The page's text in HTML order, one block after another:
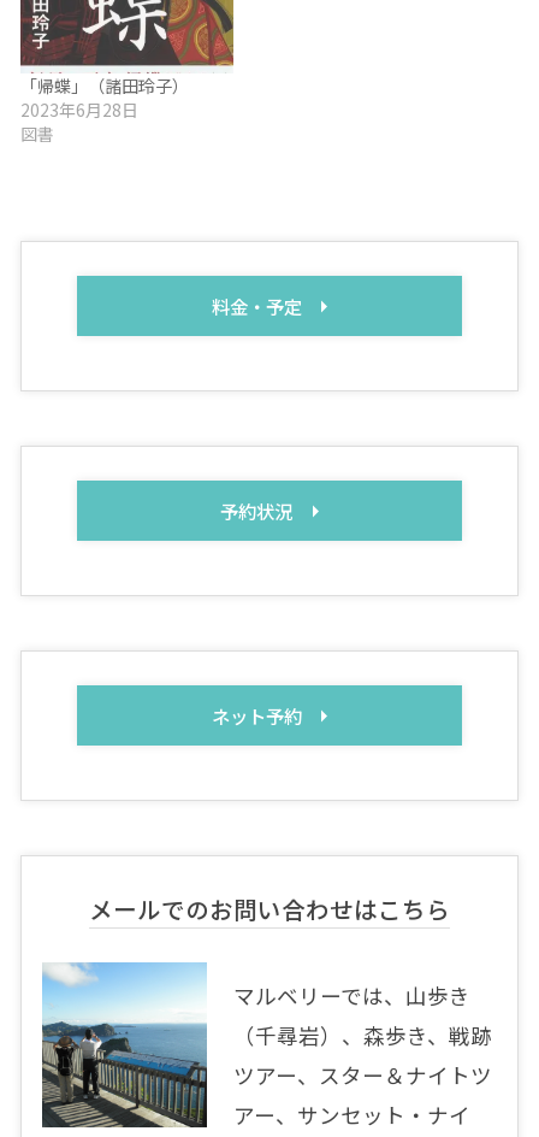
「帰蝶」（諸田玲子）
2023年6月28日
図書
料金・予定
予約状況
ネット予約
メールでのお問い合わせはこちら
マルベリーでは、山歩き
（千尋岩）、森歩き、戦跡
ツアー、スター＆ナイトツ
アー、サンセット・ナイ